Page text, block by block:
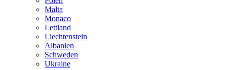
Malta
Monaco
Lettland
Liechtenstein
Albanien
Schweden
Ukraine